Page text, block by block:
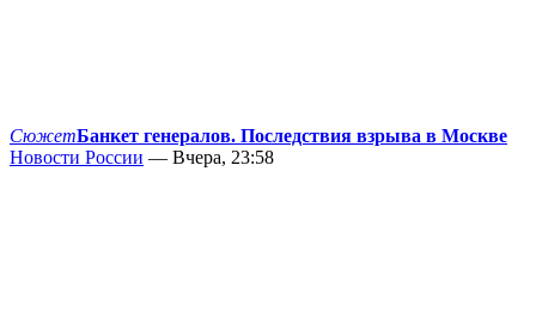
СюжетБанкет генералов. Последствия взрыва в Москве
Новости России — Вчера, 23:58